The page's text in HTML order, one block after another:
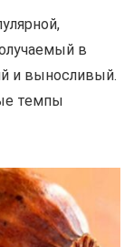
в
и выносливый.
темпы